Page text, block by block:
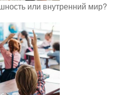
или внутренний мир?